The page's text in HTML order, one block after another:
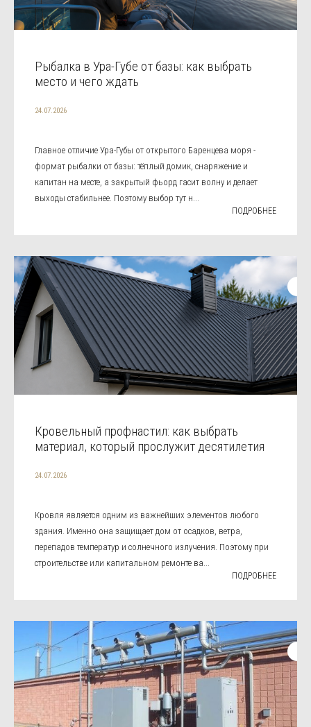
Рыбалка в Ура-Губе от базы: как выбрать
место и чего ждать
24.07.2026
Главное отличие Ура-Губы от открытого Баренцева моря -
формат рыбалки от базы: тёплый домик, снаряжение и
капитан на месте, а закрытый фьорд гасит волну и делает
выходы стабильнее. Поэтому выбор тут н...
ПОДРОБНЕЕ
Кровельный профнастил: как выбрать
материал, который прослужит десятилетия
24.07.2026
Кровля является одним из важнейших элементов любого
здания. Именно она защищает дом от осадков, ветра,
перепадов температур и солнечного излучения. Поэтому при
строительстве или капитальном ремонте ва...
ПОДРОБНЕЕ